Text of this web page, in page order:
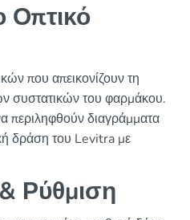
Οπτικό
που απεικονίζουν τη
συστατικών του φαρμάκου.
περιληφθούν διαγράμματα
δράση του Levitra με
Ρύθμιση